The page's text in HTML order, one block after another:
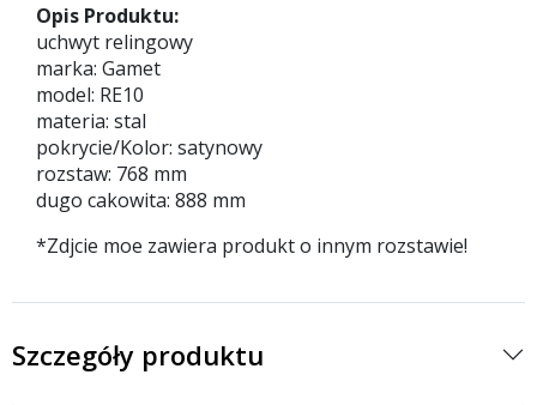
Opis Produktu:
uchwyt relingowy
marka: Gamet
model: RE10
materia: stal
pokrycie/Kolor: satynowy
rozstaw: 768 mm
dugo cakowita: 888 mm
*Zdjcie moe zawiera produkt o innym rozstawie!
Szczegóły produktu